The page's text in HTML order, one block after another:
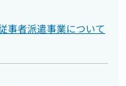
事者派遣事業について